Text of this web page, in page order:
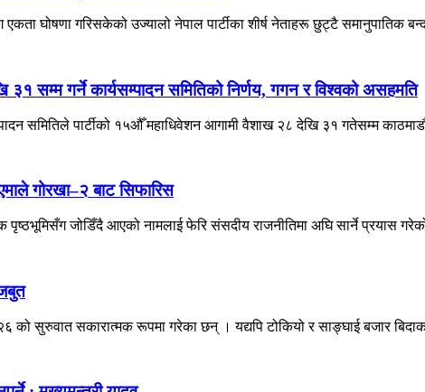
एकता घोषणा गरिसकेको उज्यालो नेपाल पार्टीका शीर्ष नेताहरू छुट्टै समानुपातिक
सम्म गर्ने कार्यसम्पादन समितिको निर्णय, गगन र विश्वको असहमति
समितिले पार्टीको १५औँ महाधिवेशन आगामी वैशाख २८ देखि ३१ गतेसम्म
गोरखा–२ बाट सिफारिस
पृष्ठभूमिसँग जोडिँदै आएको नामलाई फेरि संसदीय राजनीतिमा अघि सार्ने प्रयास
सुरुवात सकारात्मक रूपमा गरेका छन् । यद्यपि टोकियो र साङ्घाई बजार